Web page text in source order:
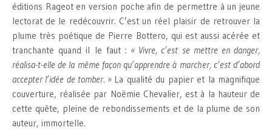
éditions Rageot en version poche afin de permettre à un jeune
lectorat de le redécouvrir. C’est un réel plaisir de retrouver la
plume très poétique de Pierre Bottero, qui est aussi acérée et
tranchante quand il le faut : « Vivre, c’est se mettre en danger,
réalisa-t-elle de la même façon qu’apprendre à marcher, c’est d’abord
accepter l’idée de tomber. » La qualité du papier et la magnifique
couverture, réalisée par Noëmie Chevalier, est à la hauteur de
cette quête, pleine de rebondissements et de la plume de son
auteur, immortelle.